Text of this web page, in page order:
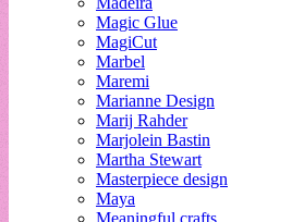
Magic Glue
MagiCut
Marbel
Maremi
Marianne Design
Marij Rahder
Marjolein Bastin
Martha Stewart
Masterpiece design
Maya
Meaningful crafts